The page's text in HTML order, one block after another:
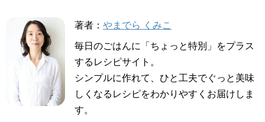
著者： やまでら くみこ
毎日のごはんに「ちょっと特別」をプラス
するレシピサイト。
シンプルに作れて、ひと工夫でぐっと美味
しくなるレシピをわかりやすくお届けしま
す。